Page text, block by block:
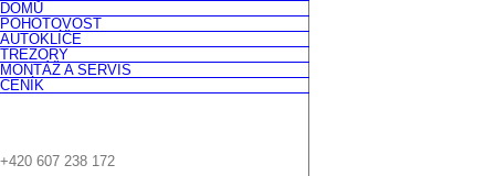
Skip
to
content
DOMŮ
POHOTOVOST
AUTOKLÍČE
TREZORY
MONTÁŽ A SERVIS
CENÍK
+420 607 238 172